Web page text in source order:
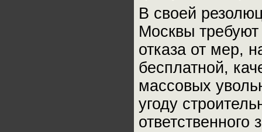
В своей
Москвы
отказа от мер,
бесплатной,
массовых
угоду